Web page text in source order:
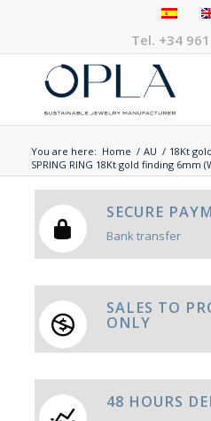
Tel. +34
You are here: Home / AU / 18Kt
SPRING RING 18Kt gold finding 6mm
SECURE
Bank transfer
SALES TO
ONLY
48 HOURS